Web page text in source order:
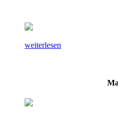
weiterlesen